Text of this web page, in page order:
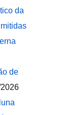
da
de